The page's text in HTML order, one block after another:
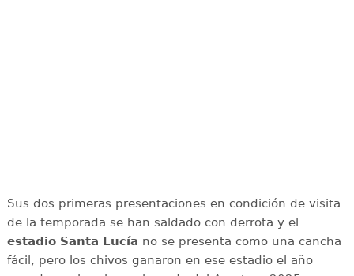
Sus dos primeras presentaciones en condición de visita
de la temporada se han saldado con derrota y el
estadio Santa Lucía no se presenta como una cancha
fácil, pero los chivos ganaron en ese estadio el año